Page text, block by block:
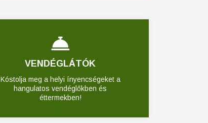
VENDÉGLÁTÓK
Kóstolja meg a helyi ínyencségeket a
hangulatos vendéglőkben és
éttermekben!